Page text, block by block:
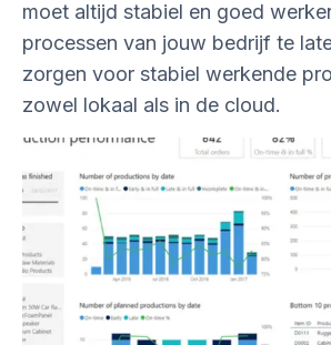
moet altijd stabiel en goed
processen van jouw bedrijf te
zorgen voor stabiel werkende
zowel lokaal als in de cloud.